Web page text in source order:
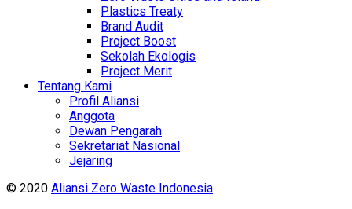
Plastics Treaty
Brand Audit
Project Boost
Sekolah Ekologis
Project Merit
Tentang Kami
Profil Aliansi
Anggota
Dewan Pengarah
Sekretariat Nasional
Jejaring
© 2020 Aliansi Zero Waste Indonesia